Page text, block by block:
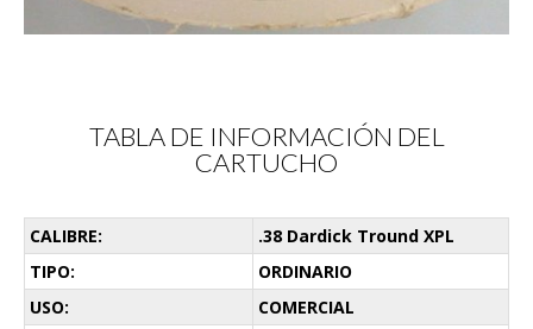
TABLA DE INFORMACIÓN DEL
CARTUCHO
CALIBRE:
.38 Dardick Tround XPL
TIPO:
ORDINARIO
USO:
COMERCIAL